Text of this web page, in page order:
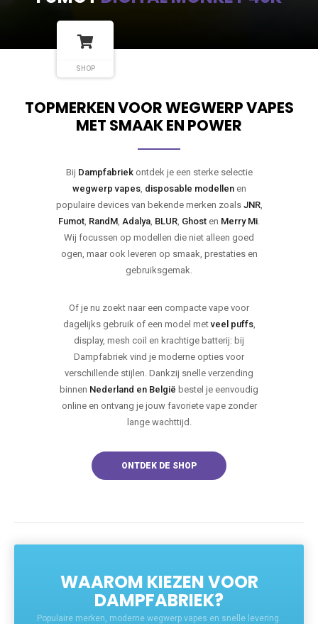
SHOP
TOPMERKEN VOOR WEGWERP VAPES
MET SMAAK EN POWER
Bij Dampfabriekontdek je een sterke selectie
wegwerp vapes, disposable modellenen
populaire devices van bekende merken zoals JNR,
Fumot RandM Adalya BLUR Ghost en Merry Mi
Wij focussen op modellen die niet alleen goed
ogen, maar ook leveren op smaak, prestaties en
gebruiksgemak.
Of je nu zoekt naar een compacte vape voor
dagelijks gebruik of een model metveel puffs,
display, mesh coil en krachtige batterij: bij
Dampfabriek vind je moderne opties voor
verschillende stijlen. Dankzij snelle verzending
binnen Nederland en België bestel je eenvoudig
online en ontvang je jouw favoriete vape zonder
lange wachttijd.
ONTDEK DE SHOP
WAAROM KIEZEN VOOR
DAMPFABRIEK?
Populaire merken, moderne wegwerp vapes en snelle levering.